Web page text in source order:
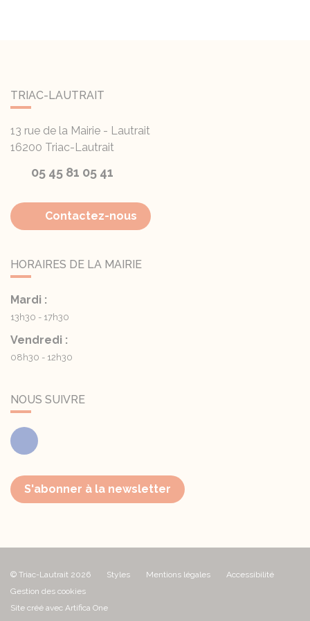
TRIAC-LAUTRAIT
13 rue de la Mairie - Lautrait
16200 Triac-Lautrait
05 45 81 05 41
Contactez-nous
HORAIRES DE LA MAIRIE
Mardi :
13h30 - 17h30
Vendredi :
08h30 - 12h30
NOUS SUIVRE
Facebook
S'abonner à la newsletter
© Triac-Lautrait 2026 Styles Mentions légales
Accessibilité
Gestion des cookies
Site créé avec Artifica One